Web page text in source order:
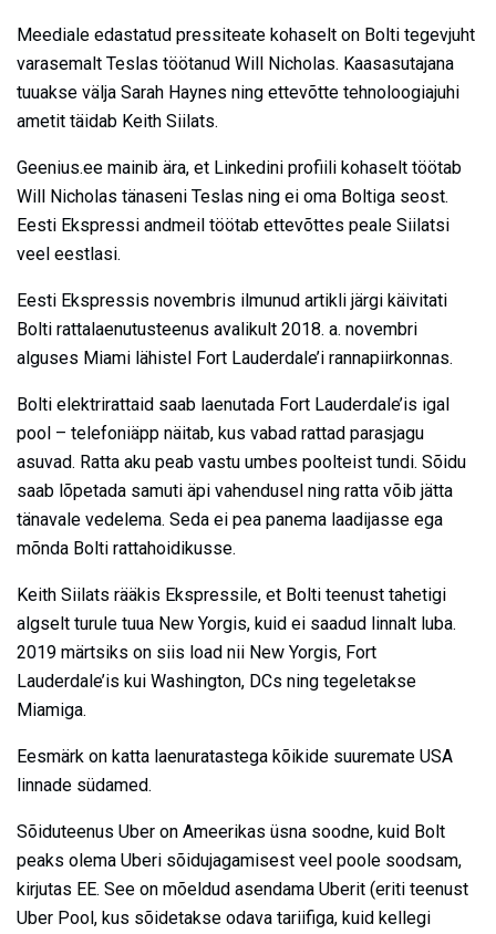
Meediale edastatud pressiteate kohaselt on Bolti tegevjuht
varasemalt Teslas töötanud Will Nicholas. Kaasasutajana
tuuakse välja Sarah Haynes ning ettevõtte tehnoloogiajuhi
ametit täidab Keith Siilats.
Geenius.ee mainib ära, et Linkedini profiili kohaselt töötab
Will Nicholas tänaseni Teslas ning ei oma Boltiga seost.
Eesti Ekspressi andmeil töötab ettevõttes peale Siilatsi
veel eestlasi.
Eesti Ekspressis novembris ilmunud artikli järgi käivitati
Bolti rattalaenutusteenus avalikult 2018. a. novembri
alguses Miami lähistel Fort Lauderdale’i rannapiirkonnas.
Bolti elektrirattaid saab laenutada Fort Lauderdale’is igal
pool – telefoniäpp näitab, kus vabad rattad parasjagu
asuvad. Ratta aku peab vastu umbes poolteist tundi. Sõidu
saab lõpetada samuti äpi vahendusel ning ratta võib jätta
tänavale vedelema. Seda ei pea panema laadijasse ega
mõnda Bolti ratta­hoidikusse.
Keith Siilats rääkis Ekspressile, et Bolti teenust tahetigi
algselt turule tuua New Yorgis, kuid ei saadud linnalt luba.
2019 märtsiks on siis load nii New Yorgis, Fort
Lauderdale’is kui Washington, DCs ning tegeletakse
Miamiga.
Eesmärk on katta laenuratastega kõikide suuremate USA
linnade südamed.
Sõiduteenus Uber on Ameerikas üsna soodne, kuid Bolt
peaks olema Uberi sõidujagamisest veel poole ­soodsam,
kirjutas EE. See on mõeldud asendama Uberit (eriti teenust
Uber Pool, kus sõidetakse odava tariifiga, kuid kellegi